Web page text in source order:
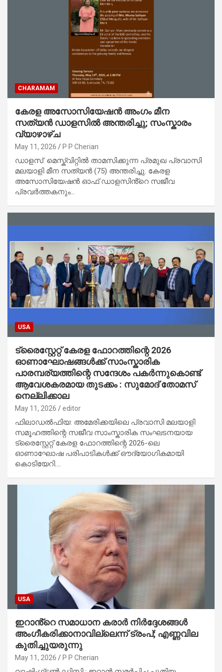
CHARAMAM
കേരള അസോസിയേഷൻ അംഗം മീന
സത്യൻ ഡാളസിൽ അന്തരിച്ചു; സംസ്കാരം
വ്യാഴാഴ്ച
May 11, 2026 P P Cherian
ഡാളസ്: മെസ്ക്വിറ്റിൽ താമസിക്കുന്ന പ്രമുഖ പ്രവാസി
മലയാളി മീന സത്യൻ (75) അന്തരിച്ചു. കേരള
അസോസിയേഷൻ ഓഫ് ഡാളസിൻ്റെ സജീവ
പ്രവർത്തകനും…
USA
ട്രൈസ്റ്റേറ്റ് കേരള ഫോറത്തിന്റെ 2026
ഓണാഘോഷങ്ങൾക്ക് സാംസ്കാരിക
പാരമ്പര്യത്തിന്റെ സന്ദേശം പകർന്നുകൊണ്ട്
ആവേശകരമായ തുടക്കം : സുമോദ് തോമസ്
നെല്ലിക്കാല
May 11, 2026 editor
ഫിലാഡൽഫിയ: അമേരിക്കയിലെ പ്രവാസി മലയാളി
സമൂഹത്തിന്റെ സജീവ സാംസ്കാരിക സംഘടനയായ
ട്രൈസ്റ്റേറ്റ് കേരള ഫോറത്തിന്റെ 2026-ലെ
ഓണാഘോഷ പരിപാടികൾക്ക് ഔദ്യോഗികമായി
കൊടിയേറി.…
USA
ഇറാൻ്റെ സമാധാന കരാർ നിർദ്ദേശങ്ങൾ
അംഗീകരിക്കാനാവില്ലെന്ന് ട്രംപ്; എണ്ണവില
കുതിച്ചുയരുന്നു
May 11, 2026 P P Cherian